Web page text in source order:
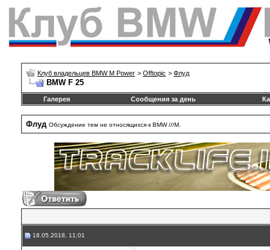
Клуб владельцев BMW M Power > Offtopic > Флуд
BMW F 25
Галерея Сообщения за день
Флуд Обсуждение тем не относящихся к BMW ///М.
18.05.2018, 11:01